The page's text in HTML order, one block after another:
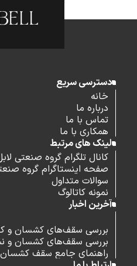
دسترسی سریع
خانه
درباره ما
تماس با ما
همکاری با ما
لینک های مرتبط
کانال تلگرام گروه صنعتی
صفحه اینستاگرام گروه
سوالات متداول
نمونه کاتالوگ
آخرین اخبار
بررسی سقف‌های کشسان و
بررسی سقف‌های کشسان و
راهنمای جامع سقف کشسان: